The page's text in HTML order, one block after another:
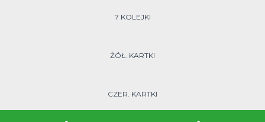
7 KOLEJKI
ŻÓŁ. KARTKI
CZER. KARTKI